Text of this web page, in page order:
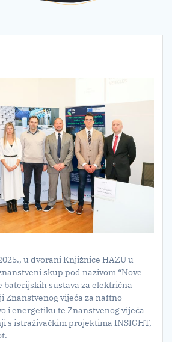
u dvorani Knjižnice HAZU u
skup pod nazivom “Nove
baterijskih sustava za električna
Znanstvenog vijeća za naftno-
i energetiku te Znanstvenog vijeća
s istraživačkim projektima INSIGHT,